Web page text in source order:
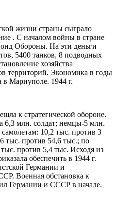
жизни страны сыграло
. С началом войны в стране
Обороны. На эти деньги
5400 танков, 8 подводных
хозяйства
территорий. Экономика в годы
в Мариуполе. 1944 г.
к стратегической обороне.
6,3 млн. солдат; немцы-5 млн.
10,2 тыс. против 3
тыс. против 54,6 тыс.; по
против 5,4 тыс. Исходя из
обеспечить в 1944 г.
Германии и
Военная обстановка к
Германии и СССР в начале.